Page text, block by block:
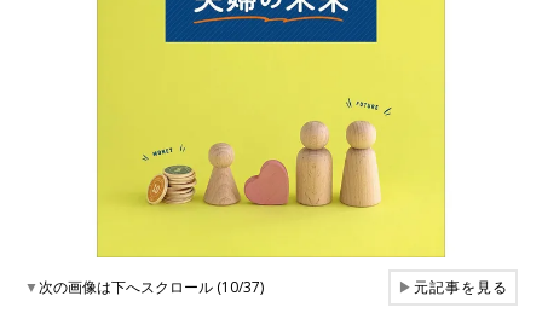
▼次の画像は下へスクロール (10/37) ▶元記事を見る